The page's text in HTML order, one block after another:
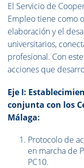
El Servicio de
Empleo tiene como
elaboración y el
universitarios,
profesional. Con
acciones que
Eje I:
conjunta con los
Málaga:
Protocolo de
en marcha de
PC10.